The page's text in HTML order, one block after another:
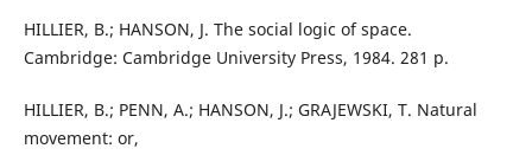
HILLIER, B.; HANSON, J. The social logic of space.
Cambridge: Cambridge University Press, 1984. 281 p.
HILLIER, B.; PENN, A.; HANSON, J.; GRAJEWSKI, T. Natural
movement: or,